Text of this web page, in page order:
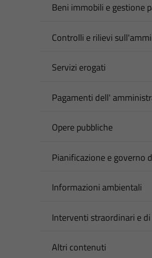
Beni immobili e gestione
Controlli e rilievi
Servizi erogati
Pagamenti dell'
Opere pubbliche
Pianificazione e governo
Informazioni ambientali
Interventi straordinari e
Altri contenuti